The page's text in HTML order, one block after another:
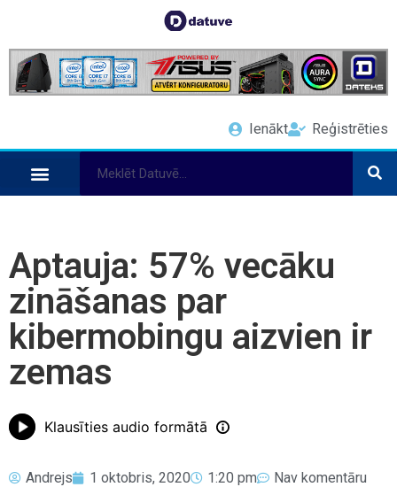
Ienākt Reģistrēties
Aptauja: 57% vecāku
zināšanas par
kibermobingu aizvien ir
zemas
Klausīties audio formātā
Andrejs 1 oktobris, 2020 1:20 pm Nav komentāru